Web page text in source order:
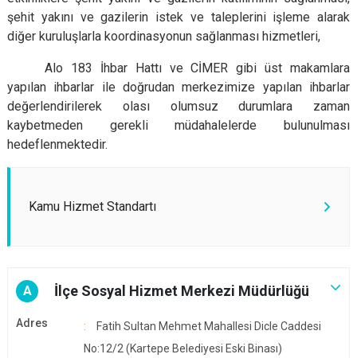
şehit yakını ve gazilerin istek ve taleplerini işleme alarak
diğer kuruluşlarla koordinasyonun sağlanması hizmetleri,
Alo 183 İhbar Hattı ve CİMER gibi üst makamlara
yapılan ihbarlar ile doğrudan merkezimize yapılan ihbarlar
değerlendirilerek olası olumsuz durumlara zaman
kaybetmeden gerekli müdahalelerde bulunulması
hedeflenmektedir.
Kamu Hizmet Standartı
A İlçe Sosyal Hizmet Merkezi Müdürlüğü
Adres
Fatih Sultan Mehmet Mahallesi Dicle Caddesi
No:12/2 (Kartepe Belediyesi Eski Binası)